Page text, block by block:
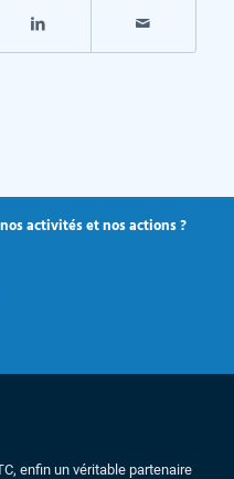
activités et nos actions ?
enfin un véritable partenaire